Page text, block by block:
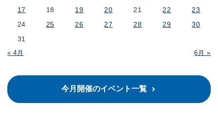
« 4月 6月 »
17
18 19 20 21 22
23
24
25 26 27 28 29
30
31
今月開催のイベント一覧